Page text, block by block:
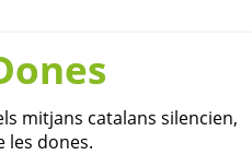
mitjans catalans silencien,
les dones.